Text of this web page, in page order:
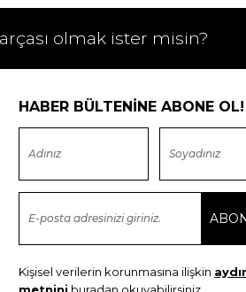
olmak ister misin?
HABER BÜLTENİNE ABONE OL!
Kişisel verilerin korunmasına ilişkin
metnini buradan okuyabilirsiniz.